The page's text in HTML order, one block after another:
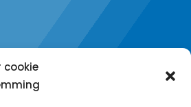
cookie